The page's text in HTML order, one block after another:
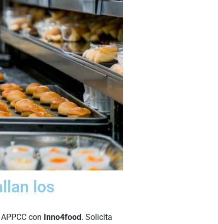
los
con Inno4food. Solicita